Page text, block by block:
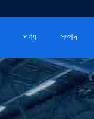
পণ্য সম্পদ